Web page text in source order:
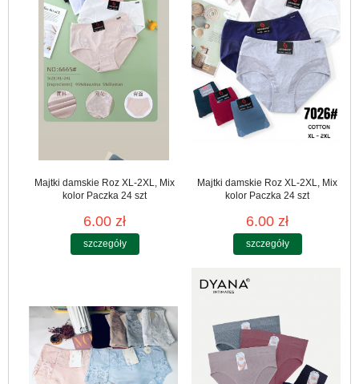
Majtki damskie Roz XL-2XL, Mix
kolor Paczka 24 szt
6.00 zł
szczegóły
Majtki damskie Roz XL-2XL, Mix
kolor Paczka 24 szt
6.00 zł
szczegóły